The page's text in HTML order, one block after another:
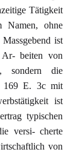
Tätigkeit
Namen, ohne
ist
beiten von
sondern die
169 E. 3c mit
ist
typischen
versi- cherte
von